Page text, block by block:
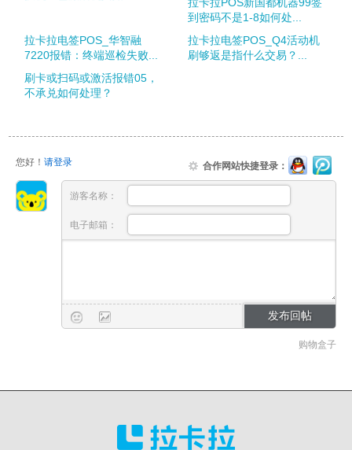
到密码不是1-8如何处...
拉卡拉电签POS_华智融
7220报错：终端巡检失败...
拉卡拉电签POS_Q4活动机
刷够返是指什么交易？...
刷卡或扫码或激活报错05，
不承兑如何处理？
您好！ 请登录 合作网站快捷登录：
游客名称：
电子邮箱：
购物盒子